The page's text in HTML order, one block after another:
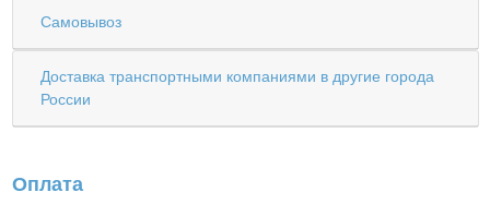
Самовывоз
Доставка транспортными компаниями в другие города
России
Оплата